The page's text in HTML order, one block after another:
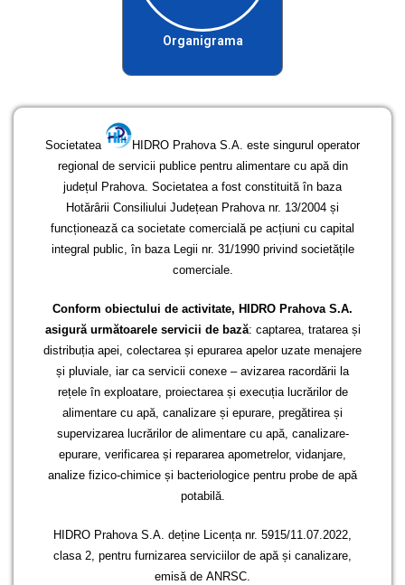
Organigrama
Societatea
HIDRO Prahova S.A. este singurul operator
regional de servicii publice pentru alimentare cu apă din
județul Prahova. Societatea a fost constituită în baza
Hotărârii Consiliului Județean Prahova nr. 13/2004 și
funcționează ca societate comercială pe acțiuni cu capital
integral public, în baza Legii nr. 31/1990 privind societățile
comerciale.
Conform obiectului de activitate, HIDRO Prahova S.A.
asigură următoarele servicii de bază: captarea, tratarea și
distribuția apei, colectarea și epurarea apelor uzate menajere
și pluviale, iar ca servicii conexe – avizarea racordării la
rețele în exploatare, proiectarea și execuția lucrărilor de
alimentare cu apă, canalizare și epurare, pregătirea și
supervizarea lucrărilor de alimentare cu apă, canalizare-
epurare, verificarea și repararea apometrelor, vidanjare,
analize fizico-chimice și bacteriologice pentru probe de apă
potabilă.
HIDRO Prahova S.A. deține Licența nr. 5915/11.07.2022,
clasa 2, pentru furnizarea serviciilor de apă și canalizare,
emisă de ANRSC.